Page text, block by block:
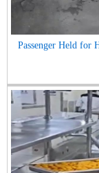
Passenger Held for